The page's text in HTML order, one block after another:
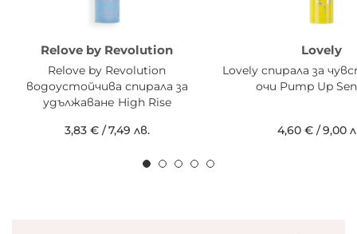
Relove by Revolution
Relove by Revolution
водоустойчива спирала за
удължаване High Rise
3,83 €/7,49 лв.
Lovely
Lovely спирала за
очи Pump Up
4,60 €/9,00